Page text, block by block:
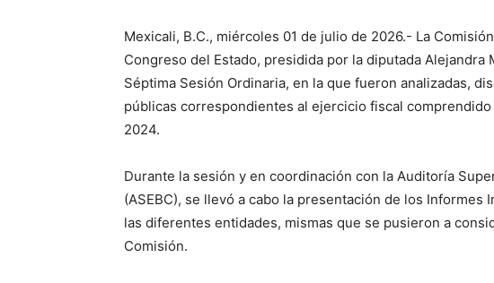
Mexicali, B.C., miércoles 01 de julio de 2026.- La
Congreso del Estado, presidida por la diputada Alejandra
Séptima Sesión Ordinaria, en la que fueron analizadas,
públicas correspondientes al ejercicio fiscal
2024.
Durante la sesión y en coordinación con la Auditoría
(ASEBC), se llevó a cabo la presentación de los Informes
las diferentes entidades, mismas que se pusieron a
Comisión.